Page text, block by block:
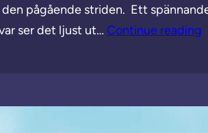
pågående striden. Ett
ser det ljust ut… Continue reading